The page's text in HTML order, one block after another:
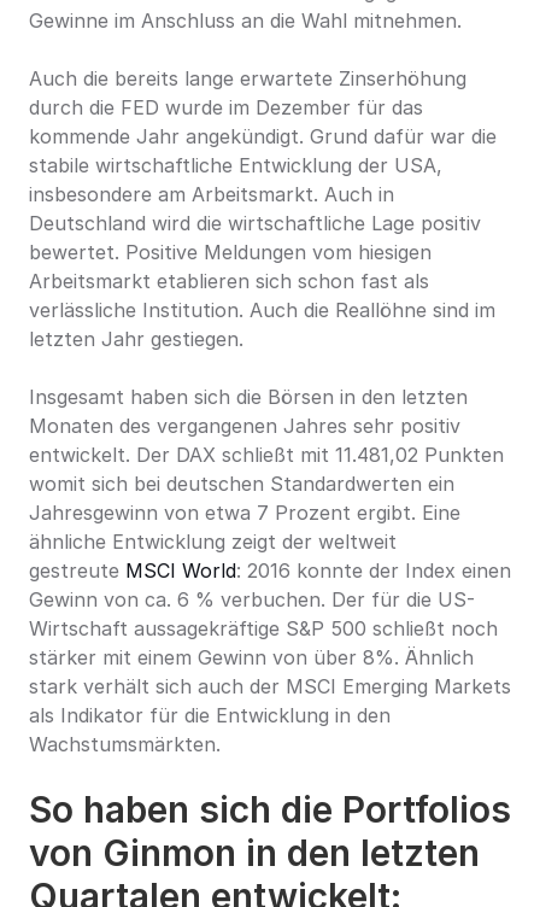
Gewinne im Anschluss an die Wahl mitnehmen.
Auch die bereits lange erwartete Zinserhöhung
durch die FED wurde im Dezember für das
kommende Jahr angekündigt. Grund dafür war die
stabile wirtschaftliche Entwicklung der USA,
insbesondere am Arbeitsmarkt. Auch in
Deutschland wird die wirtschaftliche Lage positiv
bewertet. Positive Meldungen vom hiesigen
Arbeitsmarkt etablieren sich schon fast als
verlässliche Institution. Auch die Reallöhne sind im
letzten Jahr gestiegen.
Insgesamt haben sich die Börsen in den letzten
Monaten des vergangenen Jahres sehr positiv
entwickelt. Der DAX schließt mit 11.481,02 Punkten
womit sich bei deutschen Standardwerten ein
Jahresgewinn von etwa 7 Prozent ergibt. Eine
ähnliche Entwicklung zeigt der weltweit
gestreute MSCI World: 2016 konnte der Index einen
Gewinn von ca. 6 % verbuchen. Der für die US-
Wirtschaft aussagekräftige S&P 500 schließt noch
stärker mit einem Gewinn von über 8%. Ähnlich
stark verhält sich auch der MSCI Emerging Markets
als Indikator für die Entwicklung in den
Wachstumsmärkten.
So haben sich die Portfolios
von Ginmon in den letzten
Quartalen entwickelt: